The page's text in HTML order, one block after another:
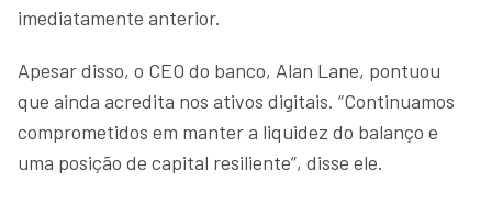
imediatamente anterior.
Apesar disso, o CEO do banco, Alan Lane, pontuou
que ainda acredita nos ativos digitais. “Continuamos
comprometidos em manter a liquidez do balanço e
uma posição de capital resiliente”, disse ele.